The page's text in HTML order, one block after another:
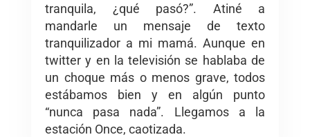
tranquila, ¿qué pasó?”. Atiné a
mandarle un mensaje de texto
tranquilizador a mi mamá. Aunque en
twitter y en la televisión se hablaba de
un choque más o menos grave, todos
estábamos bien y en algún punto
“nunca pasa nada”. Llegamos a la
estación Once, caotizada.